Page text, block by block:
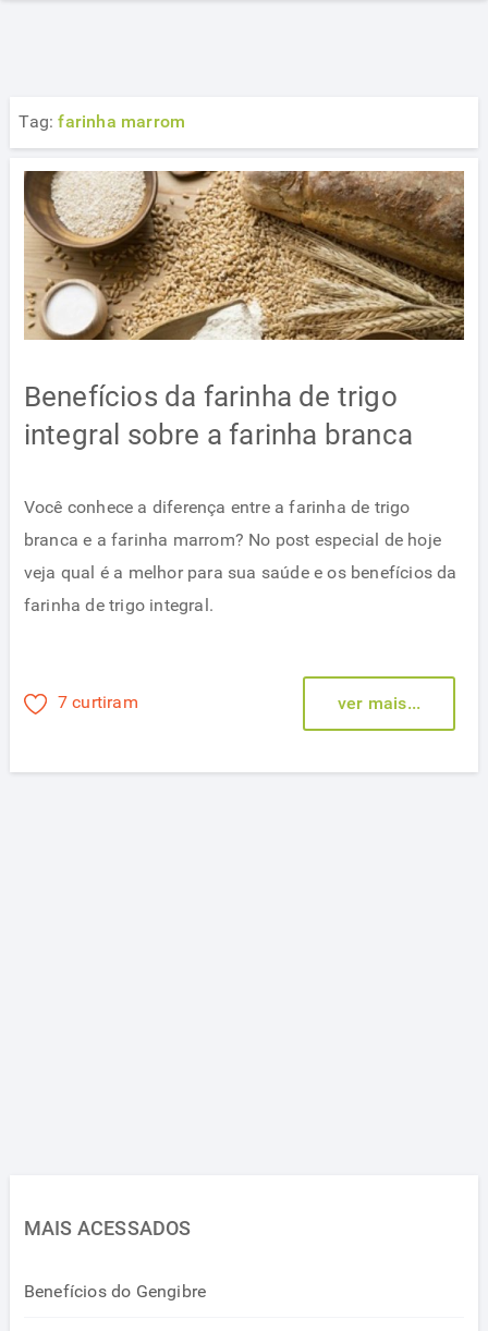
Tag:farinha marrom
Benefícios da farinha de trigo
integral sobre a farinha branca
Você conhece a diferença entre a farinha de trigo
branca e a farinha marrom? No post especial de hoje
veja qual é a melhor para sua saúde e os benefícios da
farinha de trigo integral.
7 curtiram ver mais...
MAIS ACESSADOS
Benefícios do Gengibre